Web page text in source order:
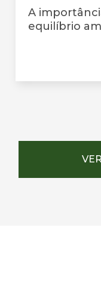
A
equilíbrio